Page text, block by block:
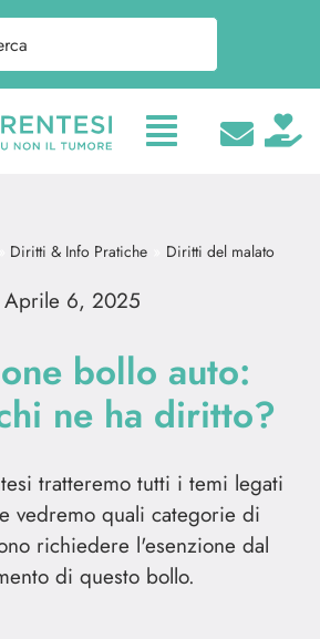
Diritti & Info Pratiche Diritti del malato
Aprile 6, 2025
bollo auto:
ne ha diritto?
tratteremo tutti i temi legati
vedremo quali categorie di
richiedere l'esenzione dal
di questo bollo.